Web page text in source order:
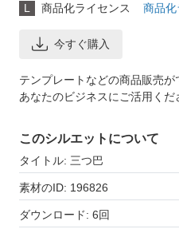
L 商品化ライセンス 商品化
今すぐ購入
テンプレートなどの商品販売が
あなたのビジネスにご活用くだ
このシルエットについて
タイトル: 三つ巴
素材のID: 196826
ダウンロード: 6回